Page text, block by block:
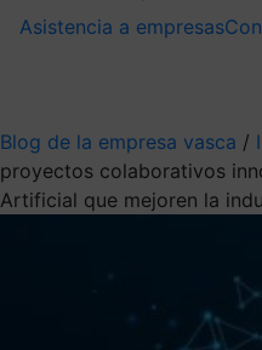
Asistencia a empresas
Blog de la empresa vasca /
proyectos colaborativos
Artificial que mejoren la